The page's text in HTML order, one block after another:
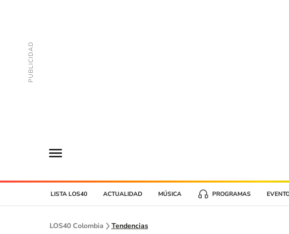
LISTA LOS40 ACTUALIDAD MÚSICA PROGRAMAS
LOS40 Colombia Tendencias